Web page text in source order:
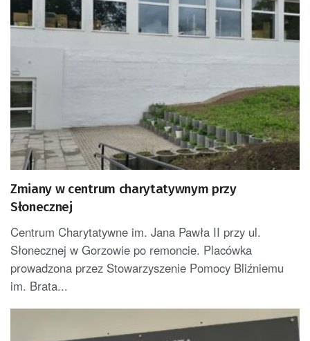
Zmiany w centrum charytatywnym przy
Słonecznej
Centrum Charytatywne im. Jana Pawła II przy ul.
Słonecznej w Gorzowie po remoncie. Placówka
prowadzona przez Stowarzyszenie Pomocy Bliźniemu
im. Brata...